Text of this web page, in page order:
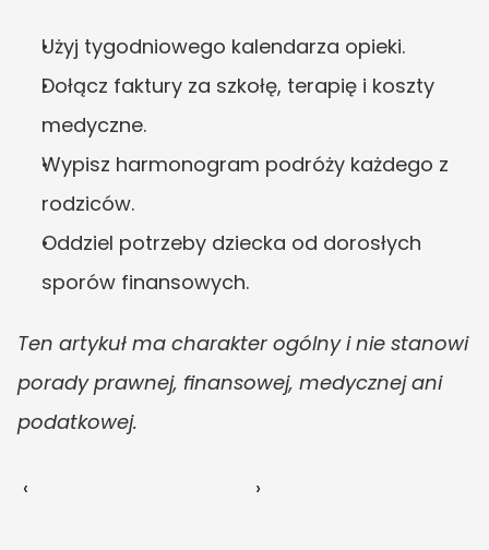
Użyj tygodniowego kalendarza opieki.
Dołącz faktury za szkołę, terapię i koszty
medyczne.
Wypisz harmonogram podróży każdego z
rodziców.
Oddziel potrzeby dziecka od dorosłych
sporów finansowych.
Ten artykuł ma charakter ogólny i nie stanowi
porady prawnej, finansowej, medycznej ani
podatkowej.
‹ ›